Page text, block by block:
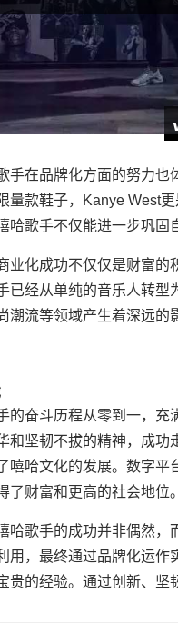
手在品牌化方面的努力
量款鞋子，Kanye West
哈歌手不仅能进一步巩固
业化成功不仅仅是财富的
已经从单纯的音乐人转型
潮流等领域产生着深远的
的奋斗历程从零到一，
和坚韧不拔的精神，成
嘻哈文化的发展。数字平
了财富和更高的社会地位。
哈歌手的成功并非偶然，
用，最终通过品牌化运作
贵的经验。通过创新、坚